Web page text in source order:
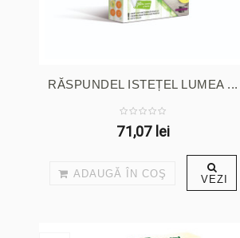
RĂSPUNDEL ISTEȚEL LUMEA ...
71,07 lei
ADAUGĂ ÎN COŞ VEZI